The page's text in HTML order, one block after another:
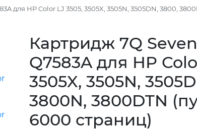
для HP Color LJ 3505, 3505X, 3505N, 3505DN, 3800,
Картридж 7Q
Q7583A для HP
3505X, 3505N,
3800N, 3800DTN
6000 страниц)